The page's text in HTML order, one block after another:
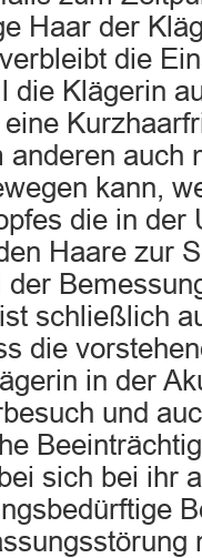
Haar der
die
die Klägerin
auch
kann,
die in der
Haare zur
schließlich
die
in der
und
sich bei ihr